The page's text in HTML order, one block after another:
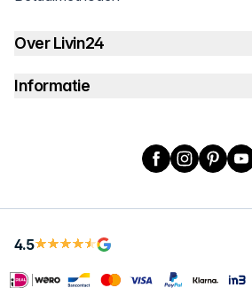
Over Livin24
Informatie
Facebook
Instagram
4.5